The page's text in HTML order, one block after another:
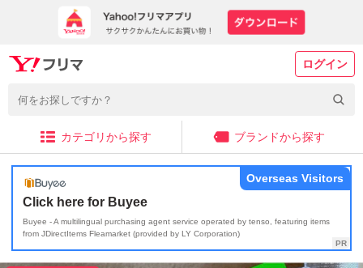
ログイン
カテゴリから探す ブランドから探す
Click here for Buyee
Buyee - A multilingual purchasing agent service operated by tenso, featuring items
from JDirectItems Fleamarket (provided by LY Corporation)
Overseas Visitors